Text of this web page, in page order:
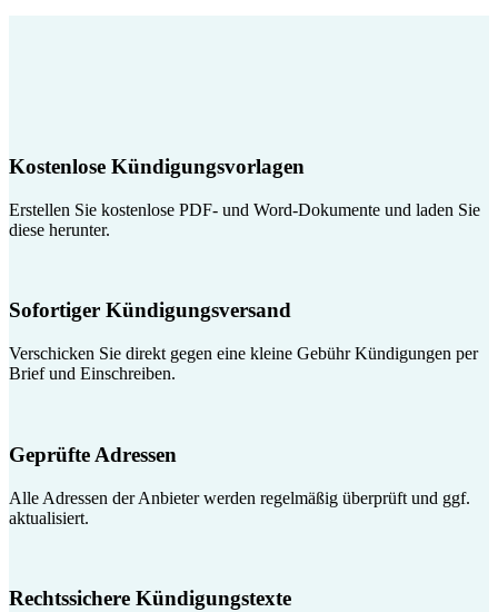
Kostenlose Kündigungsvorlagen
Erstellen Sie kostenlose PDF- und Word-Dokumente und laden Sie
diese herunter.
Sofortiger Kündigungsversand
Verschicken Sie direkt gegen eine kleine Gebühr Kündigungen per
Brief und Einschreiben.
Geprüfte Adressen
Alle Adressen der Anbieter werden regelmäßig überprüft und ggf.
aktualisiert.
Rechtssichere Kündigungstexte